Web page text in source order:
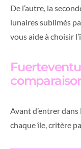
De l’autre, la
lunaires sublimés
vous aide à choisir
Avant d’entrer
chaque île, critère